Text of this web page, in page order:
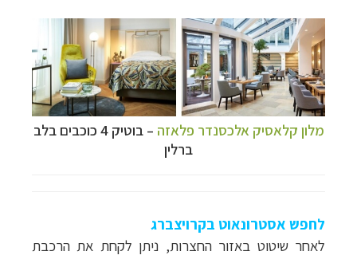
מלון קלאסיק אלכסנדר פלאזה –
בוטיק 4 כוכבים בלב
ברלין
לחפש אסטרונאוט בקרויצברג
לאחר שיטוט באזור החצרות, ניתן לקחת את הרכבת